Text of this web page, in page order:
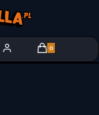
Produkty w